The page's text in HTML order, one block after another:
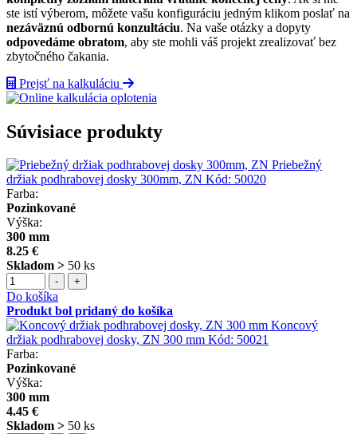
ste istí výberom, môžete vašu konfiguráciu jedným klikom poslať na
nezáväznú odbornú konzultáciu. Na vaše otázky a dopyty
odpovedáme obratom, aby ste mohli váš projekt zrealizovať bez
zbytočného čakania.
Prejsť na kalkuláciu
Súvisiace produkty
Priebežný
držiak podhrabovej dosky 300mm, ZN Kód: 50020
Farba:
Pozinkované
Výška:
300 mm
8.25 €
Skladom > 50 ks
- +
Do košíka
Produkt bol pridaný do košíka
Koncový
držiak podhrabovej dosky, ZN 300 mm Kód: 50021
Farba:
Pozinkované
Výška:
300 mm
4.45 €
Skladom > 50 ks